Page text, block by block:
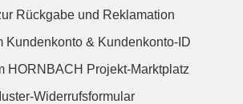
Rückgabe und Reklamation
Kundenkonto & Kundenkonto-ID
HORNBACH Projekt-Marktplatz
Widerrufsformular